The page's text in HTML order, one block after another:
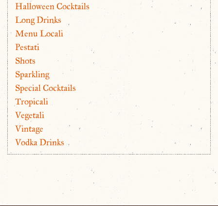
Halloween Cocktails
Long Drinks
Menu Locali
Pestati
Shots
Sparkling
Special Cocktails
Tropicali
Vegetali
Vintage
Vodka Drinks